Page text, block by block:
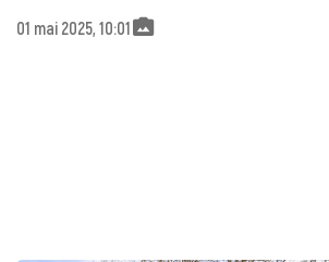
01 mai 2025, 10:01